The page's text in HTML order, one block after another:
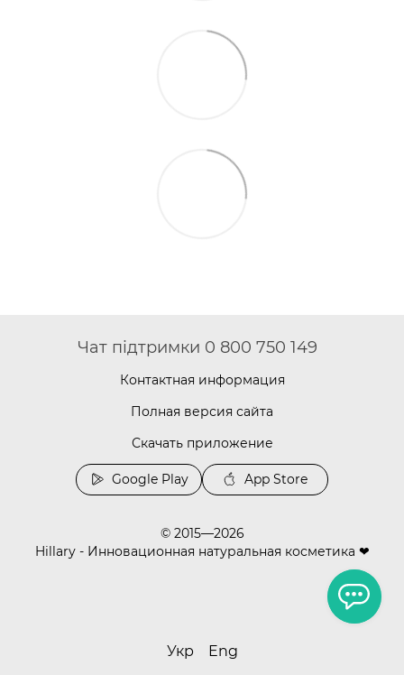
Чат підтримки 0 800 750 149
Контактная информация
Полная версия сайта
Скачать приложение
Google Play App Store
© 2015—2026
Hillary - Инновационная натуральная косметика ❤
Укр Eng